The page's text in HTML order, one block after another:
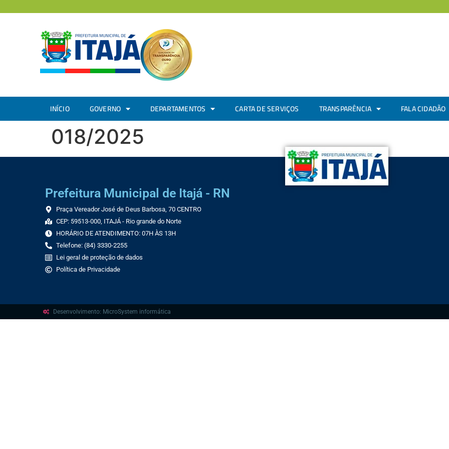
INÍCIO GOVERNO DEPARTAMENTOS CARTA DE SERVIÇOS TRANSPARÊNCIA FALA CIDADÃO
018/2025
Prefeitura Municipal de Itajá - RN
Praça Vereador José de Deus Barbosa, 70 CENTRO
CEP: 59513-000, ITAJÁ - Rio grande do Norte
HORÁRIO DE ATENDIMENTO: 07H ÀS 13H
Telefone: (84) 3330-2255
Lei geral de proteção de dados
Política de Privacidade
Desenvolvimento: MicroSystem informática